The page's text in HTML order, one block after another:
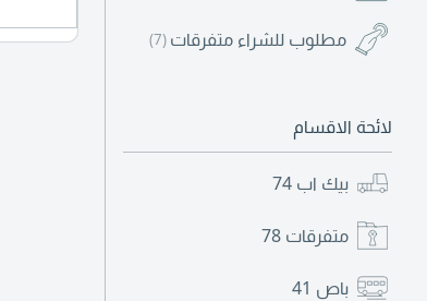
مطلوب للشراء متفرقات (7)
لائحة الاقسام
بيك اب 74
متفرقات 78
باص 41